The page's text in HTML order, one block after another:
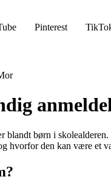
Pinterest
børn i
hvorfor den kan være et